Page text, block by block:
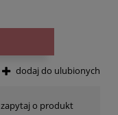
dodaj do ulubionych
zapytaj o produkt